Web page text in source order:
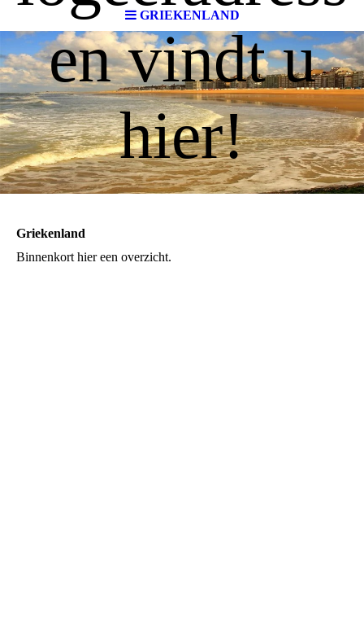
GRIEKENLAND
en vindt u
hier!
Griekenland
Binnenkort hier een overzicht.